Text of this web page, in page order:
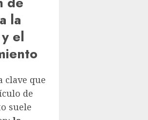
la
el
clave que
de
suele